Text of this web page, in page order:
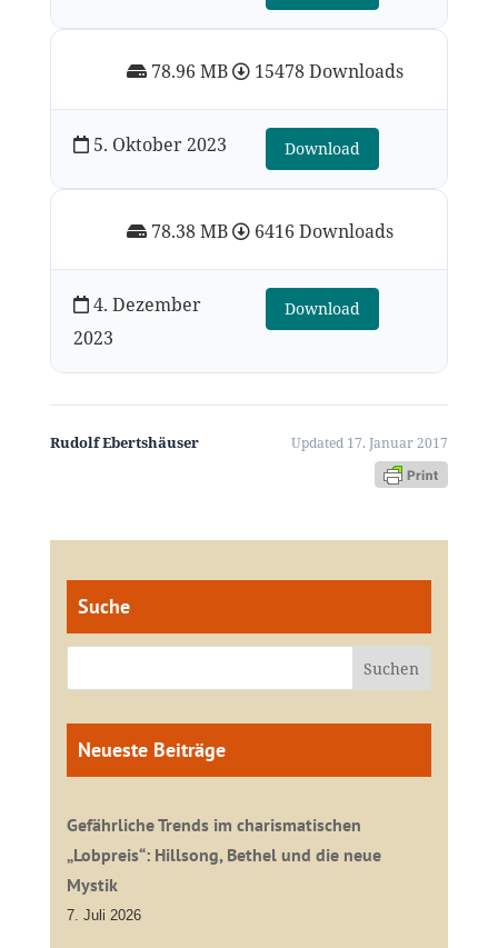
78.38 MB 6416 Downloads
4. Dezember
2023
Download
78.96 MB 15478 Downloads
5. Oktober 2023 Download
Rudolf Ebertshäuser Updated 17. Januar 2017
Suche
Neueste Beiträge
Gefährliche Trends im charismatischen
„Lobpreis“: Hillsong, Bethel und die neue
Mystik
7. Juli 2026